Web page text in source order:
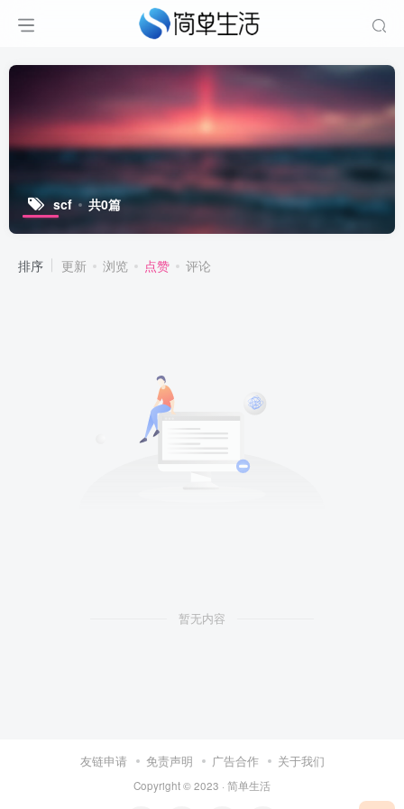
scf 共0篇
排序 更新 浏览 点赞 评论
暂无内容
友链申请 免责声明 广告合作 关于我们
Copyright © 2023 · 简单生活